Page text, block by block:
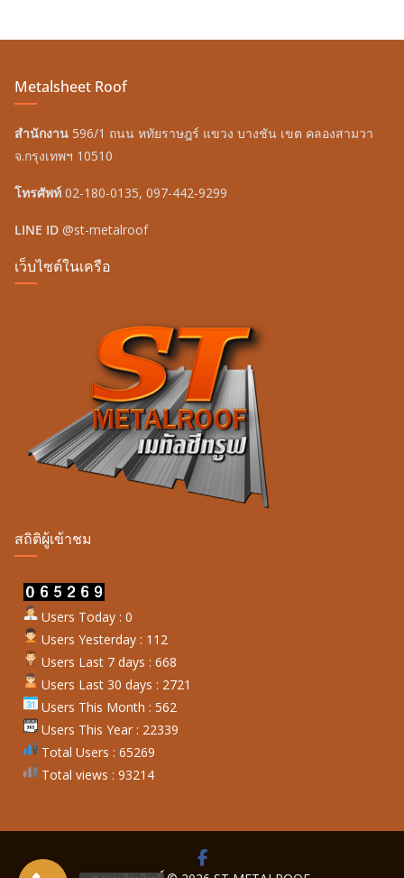
Metalsheet Roof
สำนักงาน 596/1 ถนน หทัยราษฎร์ แขวง บางชัน เขต คลองสามวา
จ.กรุงเทพฯ 10510
โทรศัพท์ 02-180-0135, 097-442-9299
LINE ID @st-metalroof
เว็บไซต์ในเครือ
สถิติผู้เข้าชม
Users Today : 0
Users Yesterday : 112
Users Last 7 days : 668
Users Last 30 days : 2721
Users This Month : 562
Users This Year : 22339
Total Users : 65269
Total views : 93214